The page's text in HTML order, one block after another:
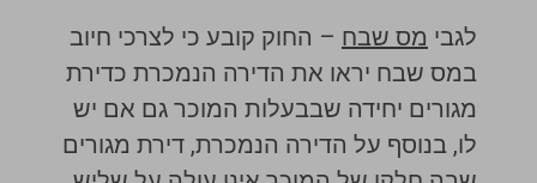
לגבי מס שבח – החוק קובע כי לצרכי חיוב
במס שבח יראו את הדירה הנמכרת כדירת
מגורים יחידה שבבעלות המוכר גם אם יש
לו, בנוסף על הדירה הנמכרת, דירת מגורים